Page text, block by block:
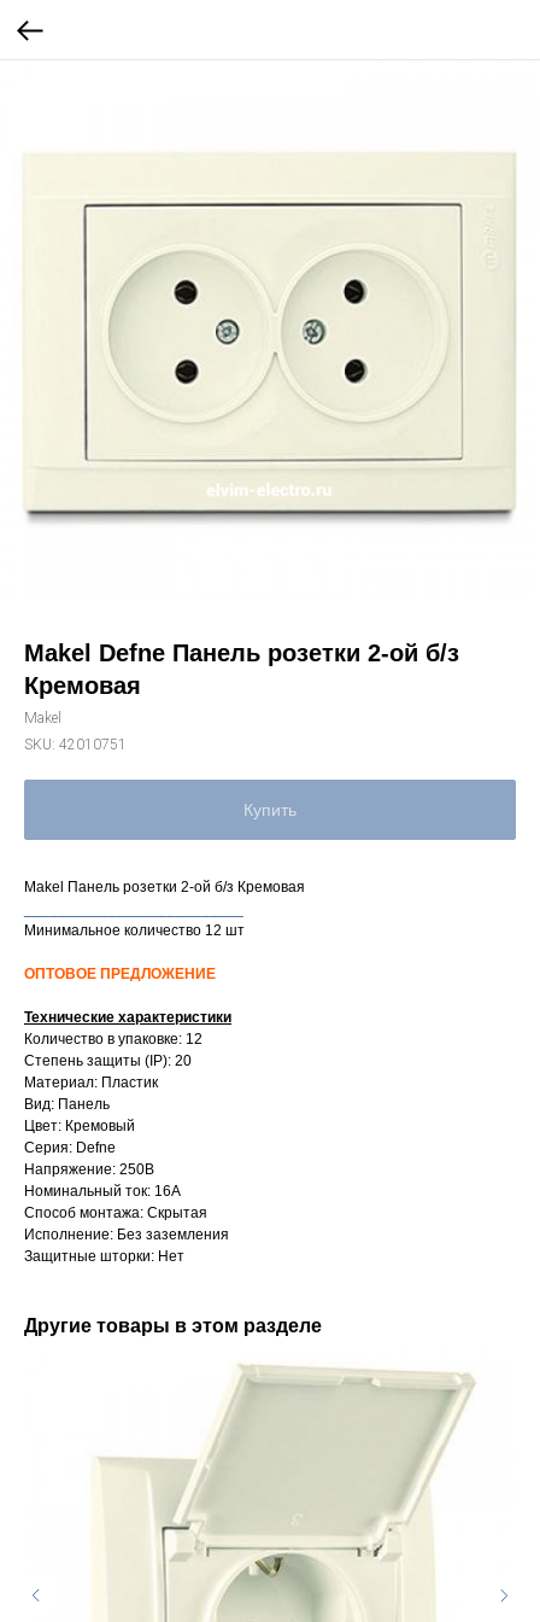
Makel Defne Панель розетки 2-ой б/з
Кремовая
Makel
SKU: 42010751
Купить
Makel Панель розетки 2-ой б/з Кремовая
Минимальное количество 12 шт
ОПТОВОЕ ПРЕДЛОЖЕНИЕ
Технические характеристики
Количество в упаковке: 12
Степень защиты (IP): 20
Материал: Пластик
Вид: Панель
Цвет: Кремовый
Серия: Defne
Напряжение: 250В
Номинальный ток: 16А
Способ монтажа: Скрытая
Исполнение: Без заземления
Защитные шторки: Нет
Другие товары в этом разделе